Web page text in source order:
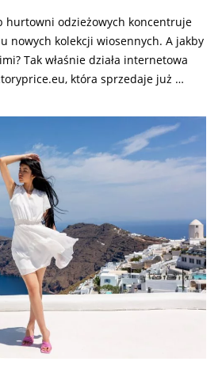
hurtowni odzieżowych koncentruje
nowych kolekcji wiosennych. A jakby
Tak właśnie działa internetowa
która sprzedaje już …